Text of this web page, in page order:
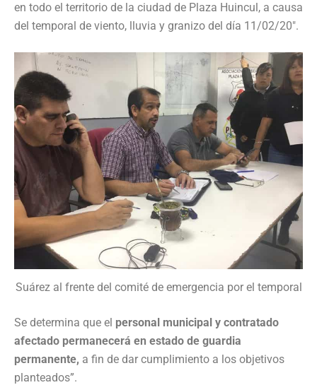
en todo el territorio de la ciudad de Plaza Huincul, a causa
del temporal de viento, lluvia y granizo del día 11/02/20″.
Suárez al frente del comité de emergencia por el temporal
Se determina que el personal municipal y contratado
afectado permanecerá en estado de guardia
permanente, a fin de dar cumplimiento a los objetivos
planteados”.